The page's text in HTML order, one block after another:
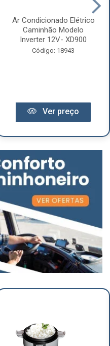
Ar Condicionado Elétrico
Caminhão Modelo
Inverter 12V- XD900
Código: 18943
Ver preço